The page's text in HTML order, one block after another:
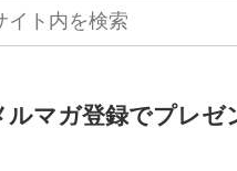
ルマガ登録でプレゼ